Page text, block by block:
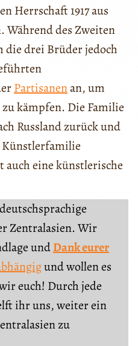
Herrschaft 1917 aus
Während des Zweiten
die drei Brüder jedoch
Partisanenan, um
kämpfen. Die Familie
Russland zurück und
Künstlerfamilie
eine künstlerische
Zentralasien. Wir
undDank eurer
und wollen es
euch! Durch jede
ihr uns, weiter ein
zu